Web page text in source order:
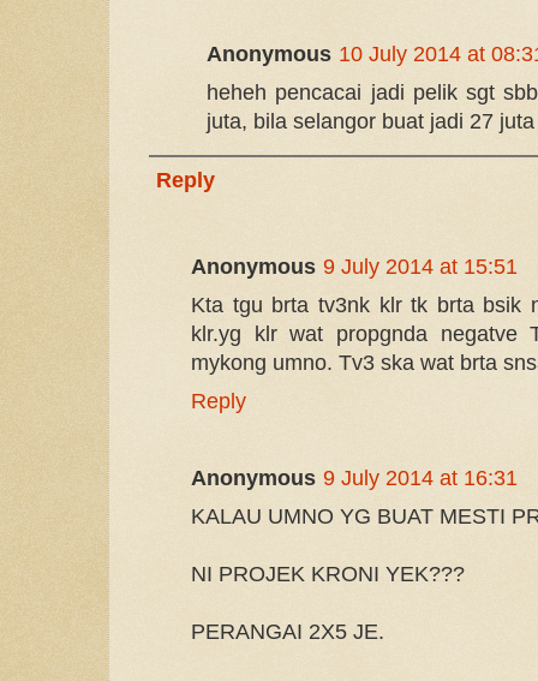
Anonymous 10 July 2014 at
heheh pencacai jadi pelik sgt
juta, bila selangor buat jadi 27
Reply
Anonymous 9 July 2014 at 15:51
Kta tgu brta tv3nk klr tk brta bsik
klr.yg klr wat propgnda negatve
mykong umno. Tv3 ska wat brta
Reply
Anonymous 9 July 2014 at 16:31
KALAU UMNO YG BUAT MESTI
NI PROJEK KRONI YEK???
PERANGAI 2X5 JE.